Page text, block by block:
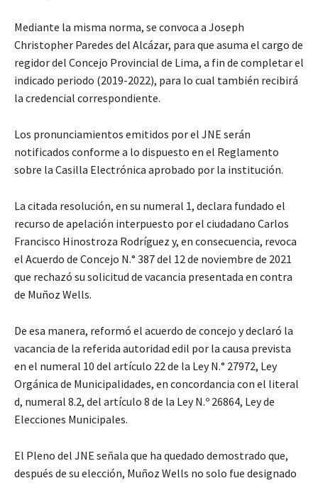
Mediante la misma norma, se convoca a Joseph
Christopher Paredes del Alcázar, para que asuma el cargo de
regidor del Concejo Provincial de Lima, a fin de completar el
indicado periodo (2019-2022), para lo cual también recibirá
la credencial correspondiente.
Los pronunciamientos emitidos por el JNE serán
notificados conforme a lo dispuesto en el Reglamento
sobre la Casilla Electrónica aprobado por la institución.
La citada resolución, en su numeral 1, declara fundado el
recurso de apelación interpuesto por el ciudadano Carlos
Francisco Hinostroza Rodríguez y, en consecuencia, revoca
el Acuerdo de Concejo N.° 387 del 12 de noviembre de 2021
que rechazó su solicitud de vacancia presentada en contra
de Muñoz Wells.
De esa manera, reformó el acuerdo de concejo y declaró la
vacancia de la referida autoridad edil por la causa prevista
en el numeral 10 del artículo 22 de la Ley N.° 27972, Ley
Orgánica de Municipalidades, en concordancia con el literal
d, numeral 8.2, del artículo 8 de la Ley N.º 26864, Ley de
Elecciones Municipales.
El Pleno del JNE señala que ha quedado demostrado que,
después de su elección, Muñoz Wells no solo fue designado